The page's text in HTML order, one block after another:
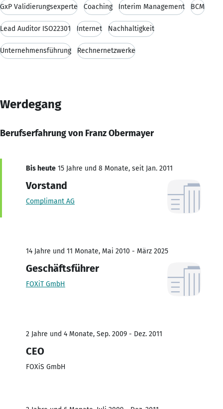
GxP Validierungsexperte Coaching Interim Management BCM
Lead Auditor ISO22301 Internet Nachhaltigkeit
Unternehmensführung Rechnernetzwerke
Werdegang
Berufserfahrung von Franz Obermayer
Bis heute 15 Jahre und 8 Monate, seit Jan. 2011
Vorstand
Complimant AG
14 Jahre und 11 Monate, Mai 2010 - März 2025
Geschäftsführer
FOXiT GmbH
2 Jahre und 4 Monate, Sep. 2009 - Dez. 2011
CEO
FOXiS GmbH